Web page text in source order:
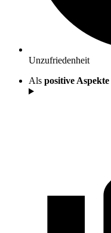
Unzufriedenheit
Als positive Aspekte